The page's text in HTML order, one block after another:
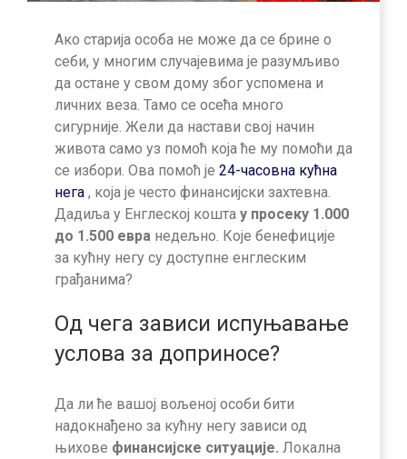
Ако старија особа не може да се брине о
себи, у многим случајевима је разумљиво
да остане у свом дому због успомена и
личних веза. Тамо се осећа много
сигурније. Жели да настави свој начин
живота само уз помоћ која ће му помоћи да
се избори. Ова помоћ је 24-часовна кућна
нега , која је често финансијски захтевна.
Дадиља у Енглеској кошта у просеку 1.000
до 1.500 евра недељно. Које бенефиције
за кућну негу су доступне енглеским
грађанима?
Од чега зависи испуњавање
услова за доприносе?
Да ли ће вашој вољеној особи бити
надокнађено за кућну негу зависи од
њихове финансијске ситуације. Локална